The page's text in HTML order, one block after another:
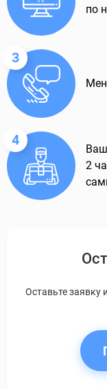
по
3
4
Ваш
2
Оставьте заявку